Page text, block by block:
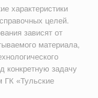
характеристики
целей.
зависят от
материала,
конкретную задачу
ГК «Тульские